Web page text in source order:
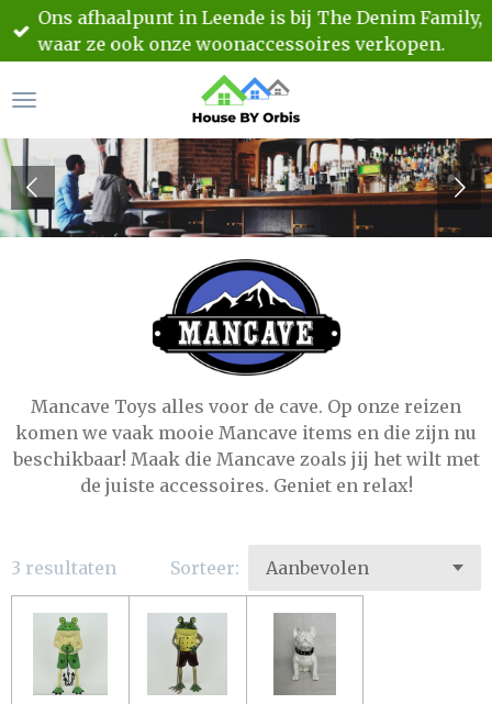
Ga
direct
de
Ons afhaalpunt in Leende is bij The Denim Family,
waar ze ook onze woonaccessoires verkopen.
Mancave Toys alles voor de cave. Op onze reizen
komen we vaak mooie Mancave items en die zijn nu
beschikbaar! Maak die Mancave zoals jij het wilt met
de juiste accessoires. Geniet en relax!
3 resultaten Sorteer: